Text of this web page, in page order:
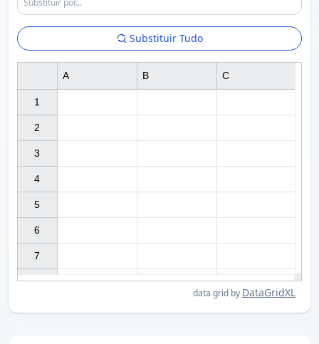
Substituir Tudo
data grid by DataGridXL
1
2
3
4
5
6
7
A B C